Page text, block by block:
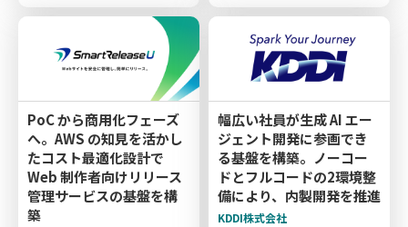
PoC から商用化フェーズ
へ。AWS の知見を活かし
たコスト最適化設計で
Web 制作者向けリリース
管理サービスの基盤を構
築
幅広い社員が生成 AI エー
ジェント開発に参画でき
る基盤を構築。ノーコー
ドとフルコードの2環境整
備により、内製開発を推進
KDDI株式会社